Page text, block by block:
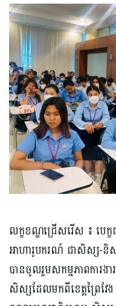
លក្ខខណ្ឌជ្រើសរើស ៖ បេក្ខ
អាហារូបករណ៍ ជាសិស្ស-និស្
បានចូលរួមសកម្មភាពការងា
សិស្សដែលមកពីខេត្តព្រៃវ